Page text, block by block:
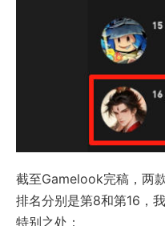
截至Gamelook完稿，两
排名分别是第8和第16，
特别之处：